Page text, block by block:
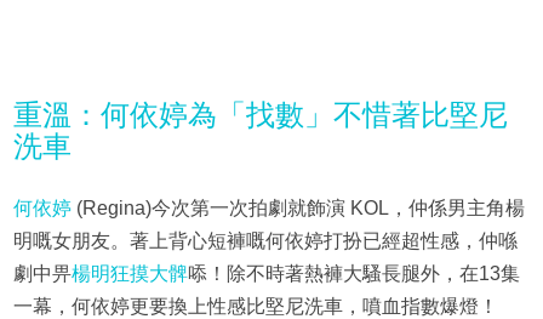
重溫：何依婷為「找數」不惜著比堅尼
洗車
何依婷(Regina)今次第一次拍劇就飾演 KOL，仲係男主角楊
明嘅女朋友。著上背心短褲嘅何依婷打扮已經超性感，仲喺
劇中畀楊明狂摸大髀㖭！除不時著熱褲大騷長腿外，在13集
一幕，何依婷更要換上性感比堅尼洗車，噴血指數爆燈！